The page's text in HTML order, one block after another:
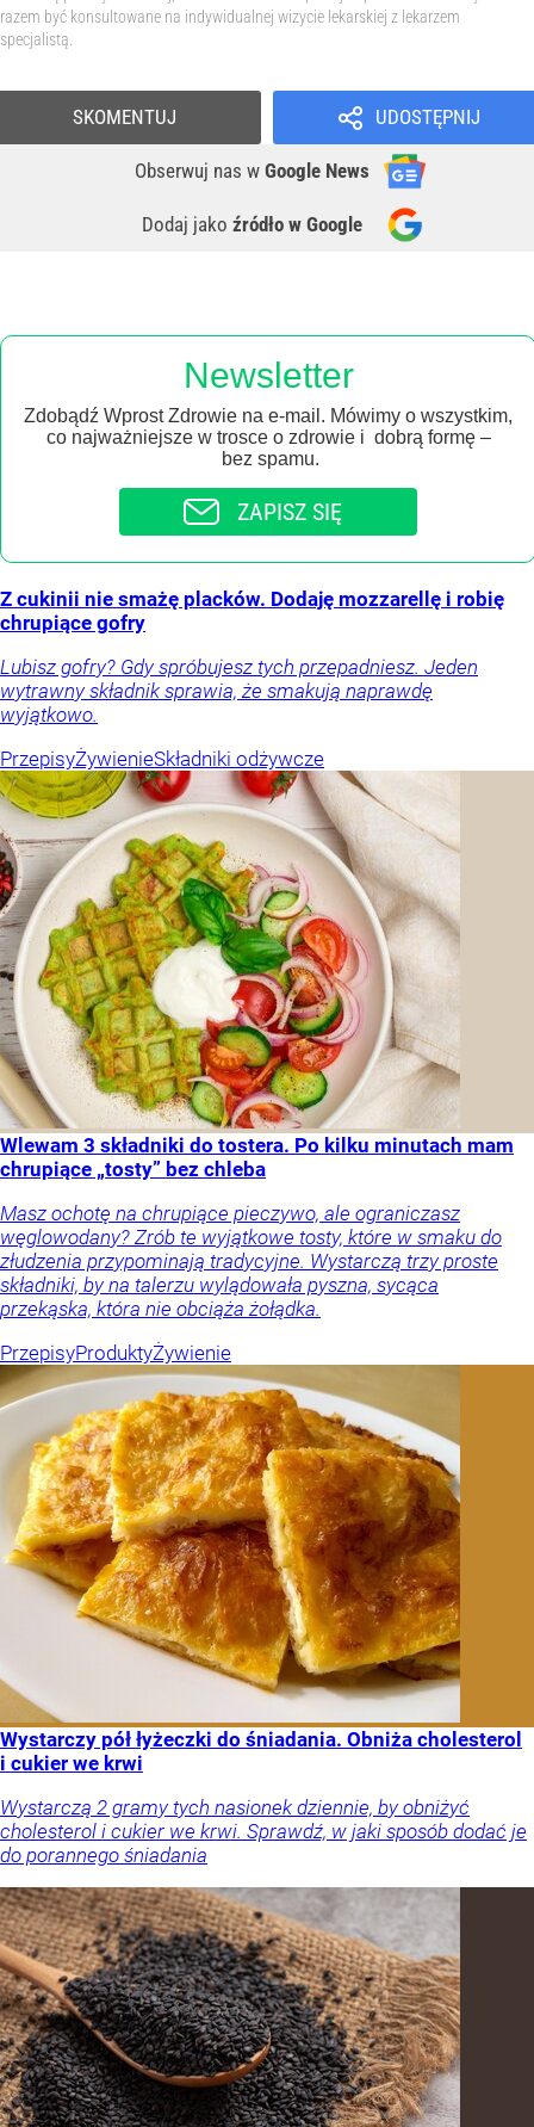
razem być konsultowane na indywidualnej wizycie lekarskiej z lekarzem
specjalistą.
UDOSTĘPNIJ
Obserwuj nas w Google News
Dodaj jako źródło w Google
SKOMENTUJ
Newsletter
Zdobądź Wprost Zdrowie na e-mail. Mówimy o wszystkim,
co najważniejsze w trosce o zdrowie i dobrą formę –
bez spamu.
ZAPISZ SIĘ
Z cukinii nie smażę placków. Dodaję mozzarellę i robię
chrupiące gofry
Lubisz gofry? Gdy spróbujesz tych przepadniesz. Jeden
wytrawny składnik sprawia, że smakują naprawdę
wyjątkowo.
PrzepisyŻywienieSkładniki odżywcze
Wlewam 3 składniki do tostera. Po kilku minutach mam
chrupiące „tosty” bez chleba
Masz ochotę na chrupiące pieczywo, ale ograniczasz
węglowodany? Zrób te wyjątkowe tosty, które w smaku do
złudzenia przypominają tradycyjne. Wystarczą trzy proste
składniki, by na talerzu wylądowała pyszna, sycąca
przekąska, która nie obciąża żołądka.
PrzepisyProduktyŻywienie
Wystarczy pół łyżeczki do śniadania. Obniża cholesterol
i cukier we krwi
Wystarczą 2 gramy tych nasionek dziennie, by obniżyć
cholesterol i cukier we krwi. Sprawdź, w jaki sposób dodać je
do porannego śniadania